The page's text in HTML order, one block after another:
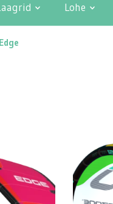
Lohe
Edge